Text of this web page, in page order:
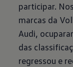
participar.
marcas da
Audi,
das
regressou e